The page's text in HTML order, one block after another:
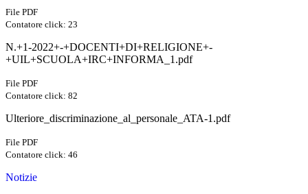
File PDF
Contatore click: 23
N.+1-2022+-+DOCENTI+DI+RELIGIONE+-
+UIL+SCUOLA+IRC+INFORMA_1.pdf
File PDF
Contatore click: 82
Ulteriore_discriminazione_al_personale_ATA-1.pdf
File PDF
Contatore click: 46
Notizie